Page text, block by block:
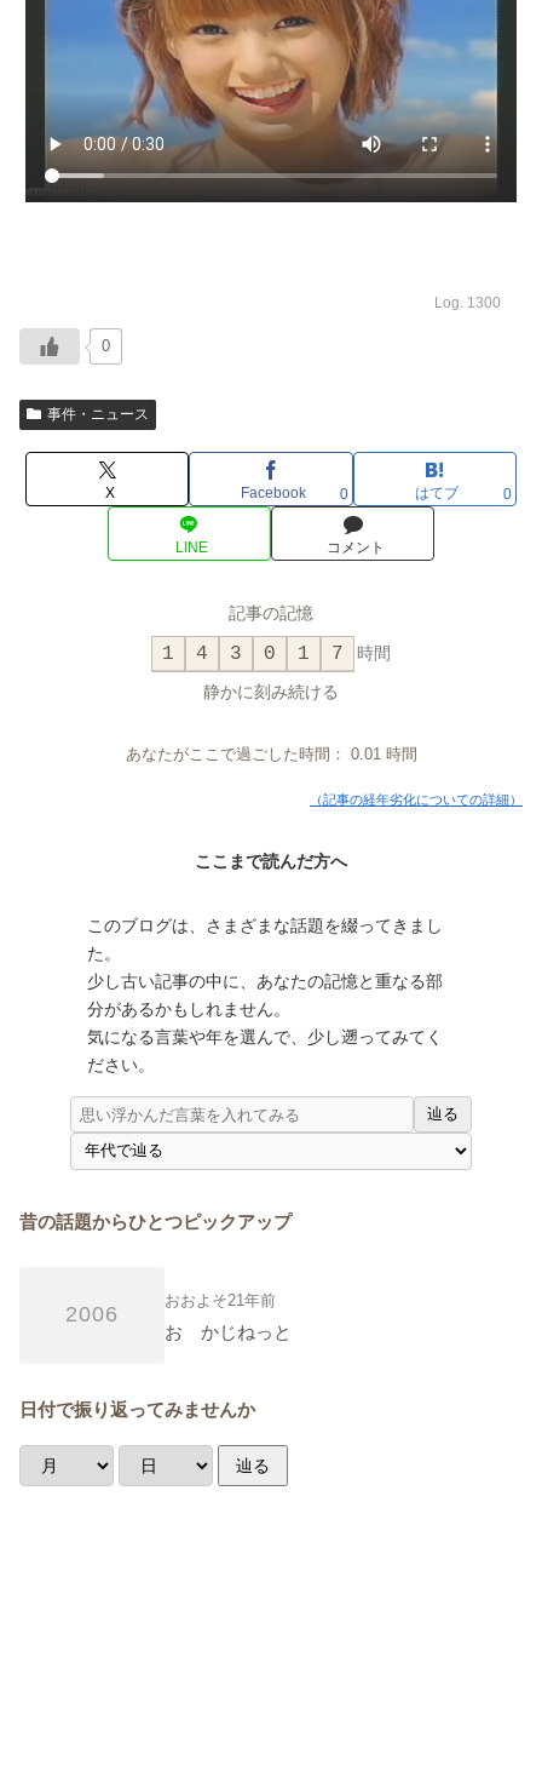
Log. 1300
0
事件・ニュース
X Facebook 0 はてブ 0
LINE コメント
記事の記憶
1 4 3 0 1 7 時間
静かに刻み続ける
あなたがここで過ごした時間： 0.01時間
（記事の経年劣化についての詳細）
ここまで読んだ方へ
このブログは、さまざまな話題を綴ってきまし
た。
少し古い記事の中に、あなたの記憶と重なる部
分があるかもしれません。
気になる言葉や年を選んで、少し遡ってみてく
ださい。
辿る
昔の話題からひとつピックアップ
2006
おおよそ21年前
お かじねっと
日付で振り返ってみませんか
辿る